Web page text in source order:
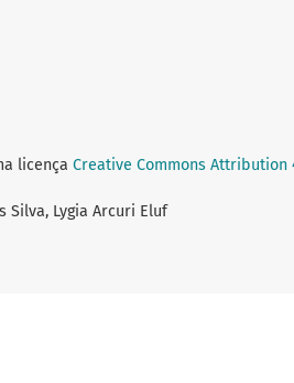
licença Creative Commons
Silva, Lygia Arcuri Eluf